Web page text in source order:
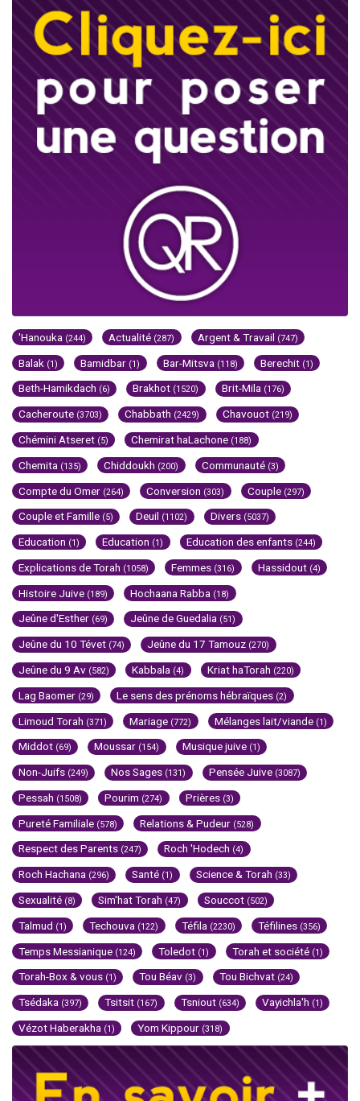
'Hanouka (244) Actualité (287) Argent & Travail (747)
Balak (1) Bamidbar (1) Bar-Mitsva (118) Berechit (1)
Beth-Hamikdach (6) Brakhot (1520) Brit-Mila (176)
Cacheroute (3703) Chabbath (2429) Chavouot (219)
Chémini Atseret (5) Chemirat haLachone (188)
Chemita (135) Chiddoukh (200) Communauté (3)
Compte du Omer (264) Conversion (303) Couple (297)
Couple et Famille (5) Deuil (1102) Divers (5037)
Education (1) Education (1) Education des enfants (244)
Explications de Torah (1058) Femmes (316) Hassidout (4)
Histoire Juive (189) Hochaana Rabba (18)
Jeûne d'Esther (69) Jeûne de Guedalia (51)
Jeûne du 10 Tévet (74) Jeûne du 17 Tamouz (270)
Jeûne du 9 Av (582) Kabbala (4) Kriat haTorah (220)
Lag Baomer (29) Le sens des prénoms hébraïques (2)
Limoud Torah (371) Mariage (772) Mélanges lait/viande (1)
Middot (69) Moussar (154) Musique juive (1)
Non-Juifs (249) Nos Sages (131) Pensée Juive (3087)
Pessah (1508) Pourim (274) Prières (3)
Pureté Familiale (578) Relations & Pudeur (528)
Respect des Parents (247) Roch 'Hodech (4)
Roch Hachana (296) Santé (1) Science & Torah (33)
Sexualité (8) Sim'hat Torah (47) Souccot (502)
Talmud (1) Techouva (122) Téfila (2230) Téfilines (356)
Temps Messianique (124) Toledot (1) Torah et société (1)
Torah-Box & vous (1) Tou Béav (3) Tou Bichvat (24)
Tsédaka (397) Tsitsit (167) Tsniout (634) Vayichla'h (1)
Vézot Haberakha (1) Yom Kippour (318)